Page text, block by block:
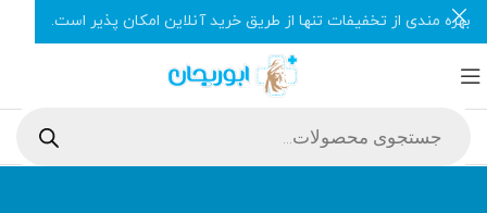
بهره مندی از تخفیفات تنها از طریق خرید آنلاین امکان پذیر است.